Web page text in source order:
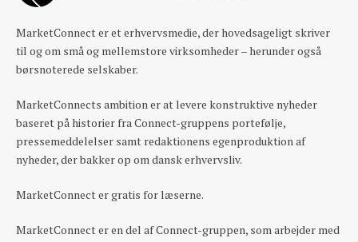
MarketConnect er et erhvervsmedie, der hovedsageligt skriver
til og om små og mellemstore virksomheder – herunder også
børsnoterede selskaber.
MarketConnects ambition er at levere konstruktive nyheder
baseret på historier fra Connect-gruppens portefølje,
pressemeddelelser samt redaktionens egenproduktion af
nyheder, der bakker op om dansk erhvervsliv.
MarketConnect er gratis for læserne.
MarketConnect er en del af Connect-gruppen, som arbejder med